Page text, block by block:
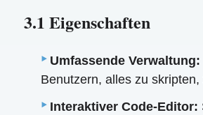
3.1 Eigenschaften
Umfassende Verwaltung:
Benutzern, alles zu
Interaktiver Code-Editor: